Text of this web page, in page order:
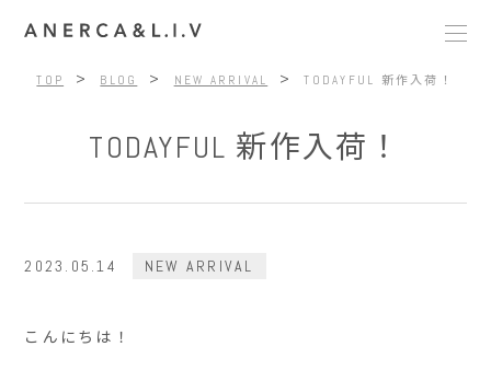
TOP > BLOG > NEW ARRIVAL > TODAYFUL 新作入荷！
TODAYFUL 新作入荷！
2023.05.14 NEW ARRIVAL
こんにちは！